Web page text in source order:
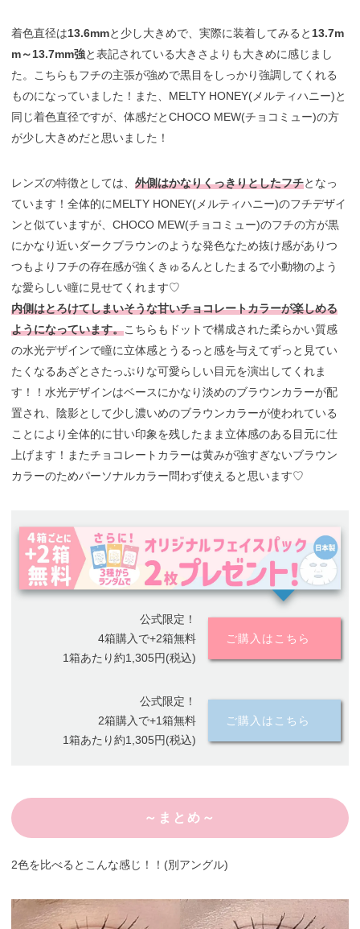
着色直径は13.6mmと少し大きめで、実際に装着してみると13.7m
m～13.7mm強と表記されている大きさよりも大きめに感じまし
た。こちらもフチの主張が強めで黒目をしっかり強調してくれる
ものになっていました！また、MELTY HONEY(メルティハニー)と
同じ着色直径ですが、体感だとCHOCO MEW(チョコミュー)の方
が少し大きめだと思いました！
レンズの特徴としては、外側はかなりくっきりとしたフチとなっ
ています！全体的にMELTY HONEY(メルティハニー)のフチデザイ
ンと似ていますが、CHOCO MEW(チョコミュー)のフチの方が黒
にかなり近いダークブラウンのような発色なため抜け感がありつ
つもよりフチの存在感が強くきゅるんとしたまるで小動物のよう
な愛らしい瞳に見せてくれます♡
内側はとろけてしまいそうな甘いチョコレートカラーが楽しめる
ようになっています。こちらもドットで構成された柔らかい質感
の水光デザインで瞳に立体感とうるっと感を与えてずっと見てい
たくなるあざとさたっぷりな可愛らしい目元を演出してくれま
す！！水光デザインはベースにかなり淡めのブラウンカラーが配
置され、陰影として少し濃いめのブラウンカラーが使われている
ことにより全体的に甘い印象を残したまま立体感のある目元に仕
上げます！またチョコレートカラーは黄みが強すぎないブラウン
カラーのためパーソナルカラー問わず使えると思います♡
公式限定！
4箱購入で+2箱無料
1箱あたり約1,305円(税込)
ご購入はこちら
公式限定！
2箱購入で+1箱無料
1箱あたり約1,305円(税込)
ご購入はこちら
～まとめ～
2色を比べるとこんな感じ！！(別アングル)